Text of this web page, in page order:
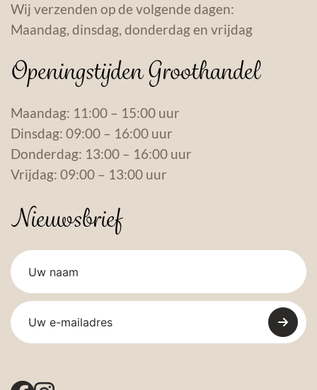
Wij verzenden op de volgende dagen:
Maandag, dinsdag, donderdag en vrijdag
Openingstijden Groothandel
Maandag: 11:00 – 15:00 uur
Dinsdag: 09:00 – 16:00 uur
Donderdag: 13:00 – 16:00 uur
Vrijdag: 09:00 – 13:00 uur
Nieuwsbrief